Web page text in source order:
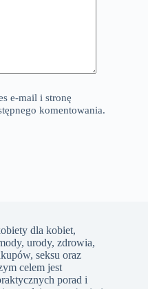
e-mail i stronę
komentowania.
dla kobiet,
urody, zdrowia,
seksu oraz
celem jest
porad i